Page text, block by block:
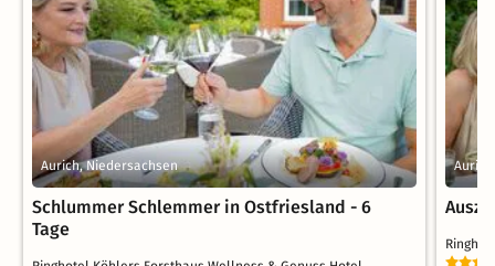
Aurich, Niedersachsen
Schlummer Schlemmer in Ostfriesland - 6
Tage